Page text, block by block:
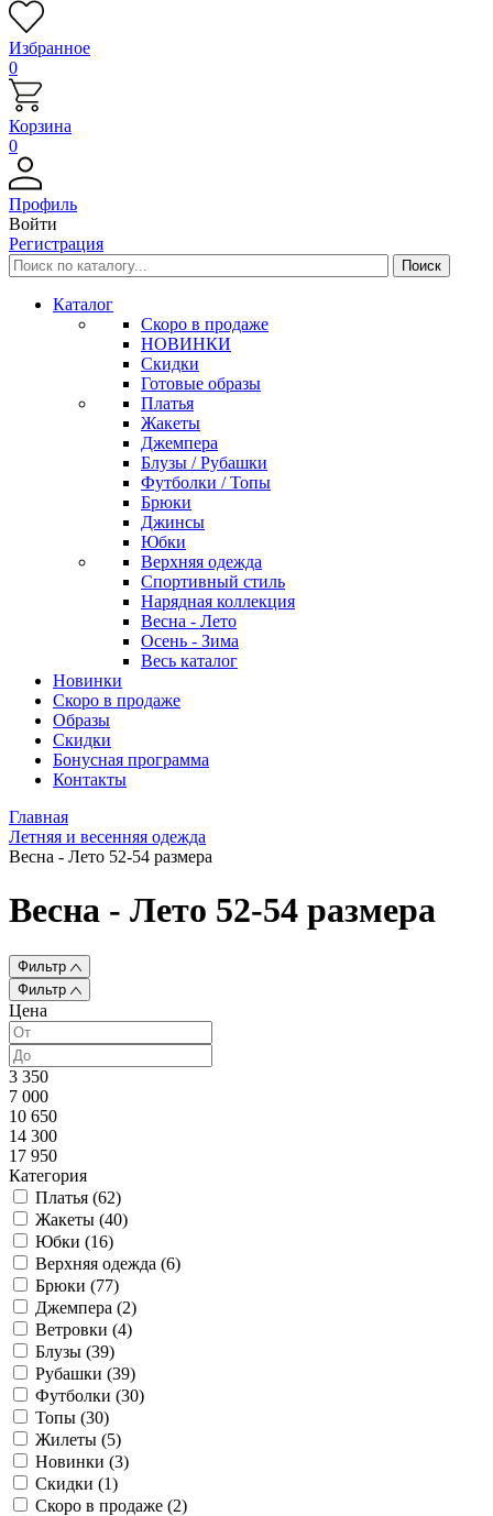
Избранное
0
Корзина
0
Профиль
Войти
Регистрация
Каталог
Скоро в продаже
НОВИНКИ
Скидки
Готовые образы
Платья
Жакеты
Джемпера
Блузы / Рубашки
Футболки / Топы
Брюки
Джинсы
Юбки
Верхняя одежда
Спортивный стиль
Нарядная коллекция
Весна - Лето
Осень - Зима
Весь каталог
Новинки
Скоро в продаже
Образы
Скидки
Бонусная программа
Контакты
Главная
Летняя и весенняя одежда
Весна - Лето 52-54 размера
Весна - Лето 52-54 размера
Фильтр
Фильтр
Цена
3 350
7 000
10 650
14 300
17 950
Категория
Платья (62)
Жакеты (40)
Юбки (16)
Верхняя одежда (6)
Брюки (77)
Джемпера (2)
Ветровки (4)
Блузы (39)
Рубашки (39)
Футболки (30)
Топы (30)
Жилеты (5)
Новинки (3)
Скидки (1)
Скоро в продаже (2)